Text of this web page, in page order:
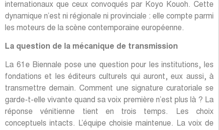
internationaux que ceux convoqués par Koyo Kouoh. Cette
dynamique n’est ni régionale ni provinciale : elle compte parmi
les moteurs de la scène contemporaine européenne.
La question de la mécanique de transmission
La 61e Biennale pose une question pour les institutions, les
fondations et les éditeurs culturels qui auront, eux aussi, à
transmettre demain. Comment une signature curatoriale se
garde-t-elle vivante quand sa voix première n’est plus là ? La
réponse vénitienne tient en trois temps. Les choix
conceptuels intacts. L’équipe choisie maintenue. La voix de